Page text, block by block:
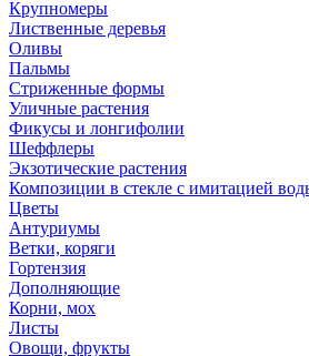
Крупномеры
Лиственные деревья
Оливы
Пальмы
Стриженные формы
Уличные растения
Фикусы и лонгифолии
Шеффлеры
Экзотические растения
Композиции в стекле с имитацией
Цветы
Антуриумы
Ветки, коряги
Гортензия
Дополняющие
Корни, мох
Листы
Овощи, фрукты